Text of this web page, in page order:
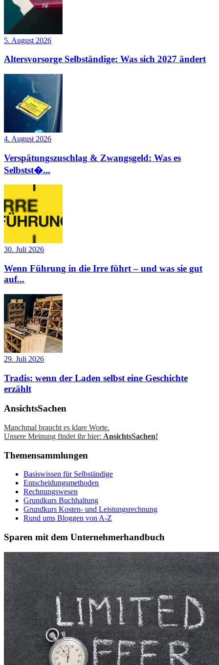
5. August 2026
Altersvorsorge Selbständige: Was sich 2027 ändert
4. August 2026
Verspätungszuschlag & Zwangsgeld: Was es
Selbstst�...
30. Juli 2026
Wenn Führung in die Irre führt – und was sie gut
auf...
29. Juli 2026
Tradis: wenn der Laden selbst eine Geschichte
erzählt
AnsichtsSachen
Manchmal braucht es klare Worte.
Unsere Meinung findet ihr hier: AnsichtsSachen!
Themensammlungen
Basiswissen für Selbständige
Entscheidungsmethoden
Rechnungswesen
Grundkurs Buchhaltung
Grundkurs Kosten- und Leistungsrechnung
Rund ums Bloggen von A-Z
Sparen mit dem Unternehmerhandbuch